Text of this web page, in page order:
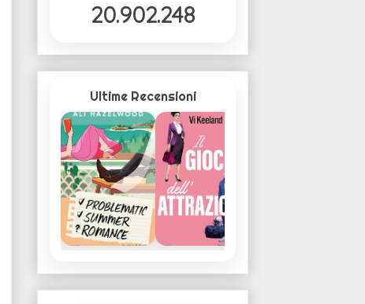
20.902.248
Ultime Recensioni